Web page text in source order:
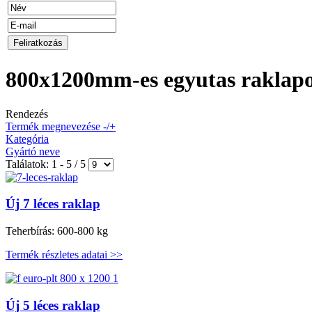
800x1200mm-es egyutas
Rendezés
Termék megnevezése -/+
Kategória
Gyártó neve
Találatok: 1 - 5 / 5
Új 7 léces raklap
Teherbírás: 600-800 kg
Termék részletes adatai >>
Új 5 léces raklap